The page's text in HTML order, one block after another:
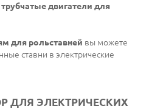
трубчатые двигатели для
для рольставней вы можете
ставни в электрические
ДЛЯ ЭЛЕКТРИЧЕСКИХ